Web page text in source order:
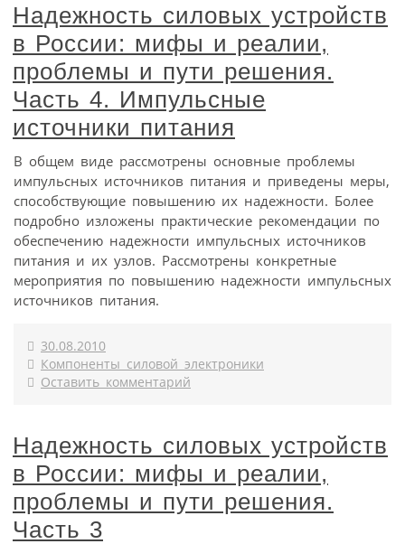
Надежность силовых устройств
в России: мифы и реалии,
проблемы и пути решения.
Часть 4. Импульсные
источники питания
В общем виде рассмотрены основные проблемы
импульсных источников питания и приведены меры,
способствующие повышению их надежности. Более
подробно изложены практические рекомендации по
обеспечению надежности импульсных источников
питания и их узлов. Рассмотрены конкретные
мероприятия по повышению надежности импульсных
источников питания.
30.08.2010
Компоненты силовой электроники
Оставить комментарий
Надежность силовых устройств
в России: мифы и реалии,
проблемы и пути решения.
Часть 3